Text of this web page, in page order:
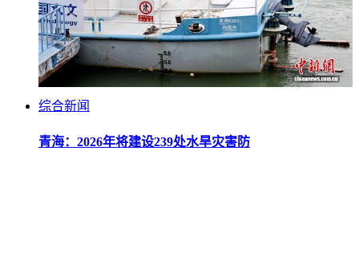
综合新闻
青海：2026年将建设239处水旱灾害防